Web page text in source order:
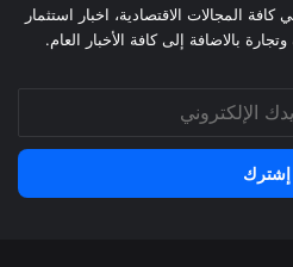
المجالات الاقتصادية، اخبار استثمار
بالاضافة إلى كافة الأخبار العام.